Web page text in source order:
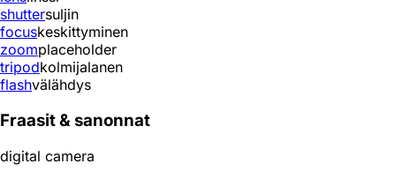
shuttersuljin
focuskeskittyminen
zoomplaceholder
tripodkolmijalanen
flashvälähdys
Fraasit & sanonnat
digital camera